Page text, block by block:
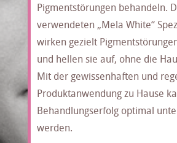
Pigmentstörungen behandeln.
verwendeten „Mela White“
wirken gezielt
und hellen sie auf, ohne die
Mit der gewissenhaften und
Produktanwendung zu Hause
Behandlungserfolg optimal
werden.